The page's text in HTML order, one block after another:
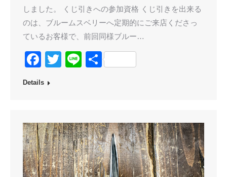
しました。 くじ引きへの参加資格 くじ引きを出来る
のは、ブルームスベリーへ定期的にご来店くださっ
ているお客様で、前回同様ブルー…
Facebook
Twitter
Line共
Details